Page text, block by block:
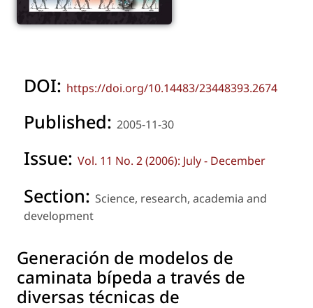
DOI: https://doi.org/10.14483/23448393.2674
Published: 2005-11-30
Issue: Vol. 11 No. 2 (2006): July - December
Section: Science, research, academia and
development
Generación de modelos de
caminata bípeda a través de
diversas técnicas de